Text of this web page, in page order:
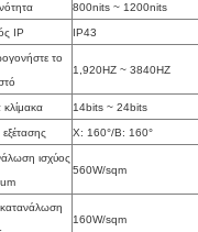
800nits ~ 1200nits
IP IP43
το
1,920HZ ~ 3840HZ
κλίμακα 14bits ~ 24bits
Χ: 160°/Β: 160°
ισχύος
560W/sqm
160W/sqm